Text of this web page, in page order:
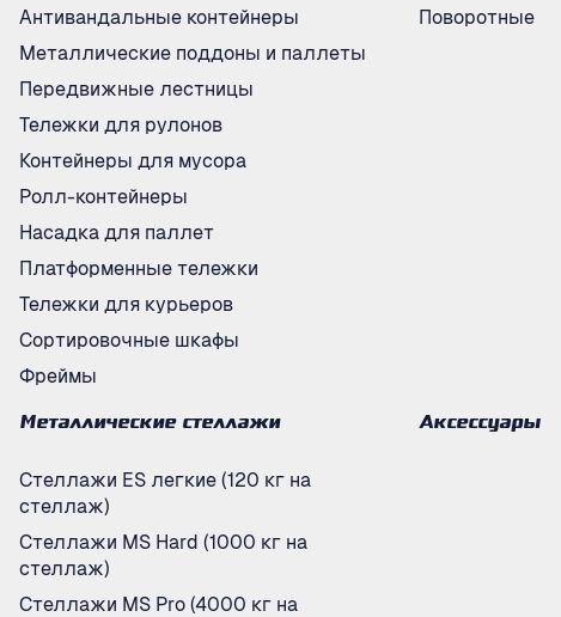
Антивандальные контейнеры
Металлические поддоны и паллеты
Передвижные лестницы
Тележки для рулонов
Контейнеры для мусора
Ролл-контейнеры
Насадка для паллет
Платформенные тележки
Тележки для курьеров
Сортировочные шкафы
Фреймы
Поворотные
Металлические стеллажи
Стеллажи ES легкие (120 кг на
стеллаж)
Стеллажи MS Hard (1000 кг на
стеллаж)
Стеллажи MS Pro (4000 кг на
Аксессуары